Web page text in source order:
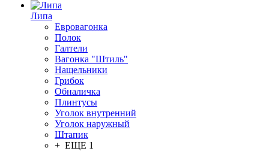
Липа
Евровагонка
Полок
Галтели
Вагонка "Штиль"
Нащельники
Грибок
Обналичка
Плинтусы
Уголок внутренний
Уголок наружный
Штапик
+ ЕЩЕ 1